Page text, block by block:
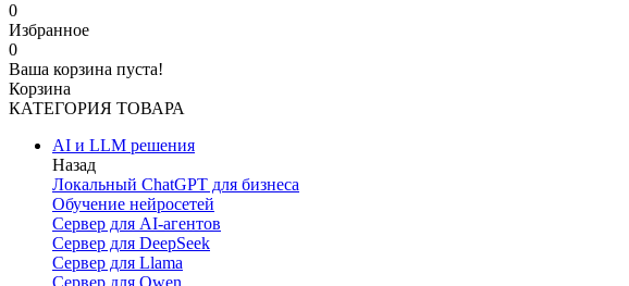
0
Избранное
0
Ваша корзина пуста!
Корзина
КАТЕГОРИЯ ТОВАРА
AI и LLM решения
Назад
Локальный ChatGPT для бизнеса
Обучение нейросетей
Сервер для AI-агентов
Сервер для DeepSeek
Сервер для Llama
Сервер для Qwen